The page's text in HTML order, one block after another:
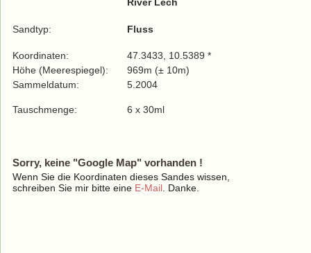
Sandtyp: Fluss
Koordinaten:
47.3433, 10.5389 *
Höhe (Meerespiegel):
969m (± 10m)
Sammeldatum:
5.2004
Tauschmenge: 6 x 30ml
Sorry, keine "Google Map" vorhanden !
Wenn Sie die Koordinaten dieses Sandes wissen,
schreiben Sie mir bitte eine E-Mail . Danke.